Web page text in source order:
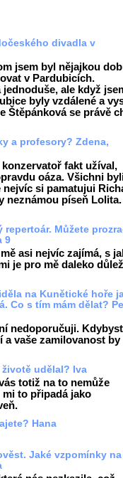
divadla v
jsem byl nějajkou
v Pardubicích.
ale když
byly vzdálené a
Štěpánková se právě
a profesory? Zdena,
fakt užíval,
oáza. Všichni
si pamatujui
neznámou píseň Lolita.
Můžete
9
asi nejvíc zajímá, s
je pro mě daleko
na Kunětické hoře
Co s tím mám dělat?
nedoporučuji.
vaše zamilovanost by
udělal? Iva
totiž na to nemůže
to připadá jako
Hana
Jaké vzpomínky